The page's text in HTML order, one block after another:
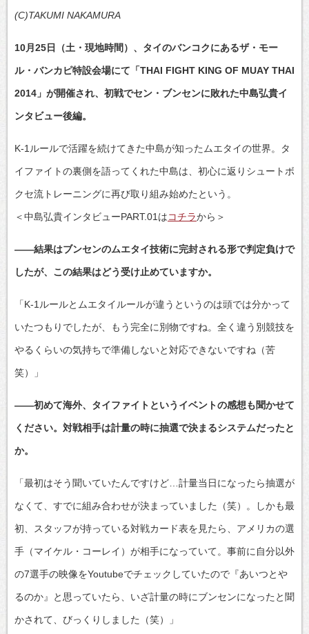
(C)TAKUMI NAKAMURA
10月25日（土・現地時間）、タイのバンコクにあるザ・モー
ル・バンカピ特設会場にて「THAI FIGHT KING OF MUAY THAI
2014」が開催され、初戦でセン・ブンセンに敗れた中島弘貴イ
ンタビュー後編。
K-1ルールで活躍を続けてきた中島が知ったムエタイの世界。タ
イファイトの裏側を語ってくれた中島は、初心に返りシュートボ
クセ流トレーニングに再び取り組み始めたという。
＜中島弘貴インタビューPART.01はコチラから＞
――結果はブンセンのムエタイ技術に完封される形で判定負けで
したが、この結果はどう受け止めていますか。
「K-1ルールとムエタイルールが違うというのは頭では分かって
いたつもりでしたが、もう完全に別物ですね。全く違う別競技を
やるくらいの気持ちで準備しないと対応できないですね（苦
笑）」
――初めて海外、タイファイトというイベントの感想も聞かせて
ください。対戦相手は計量の時に抽選で決まるシステムだったと
か。
「最初はそう聞いていたんですけど…計量当日になったら抽選が
なくて、すでに組み合わせが決まっていました（笑）。しかも最
初、スタッフが持っている対戦カード表を見たら、アメリカの選
手（マイケル・コーレイ）が相手になっていて。事前に自分以外
の7選手の映像をYoutubeでチェックしていたので『あいつとや
るのか』と思っていたら、いざ計量の時にブンセンになったと聞
かされて、びっくりしました（笑）」